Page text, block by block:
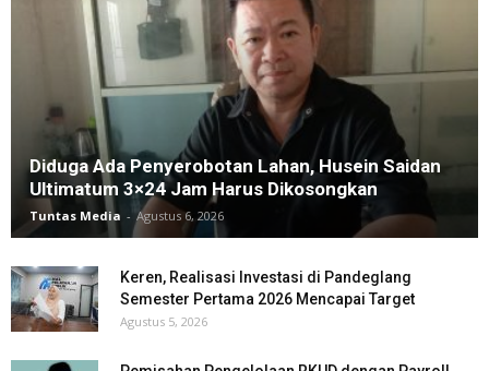
Diduga Ada Penyerobotan Lahan, Husein Saidan
Ultimatum 3×24 Jam Harus Dikosongkan
Tuntas Media - Agustus 6, 2026
Keren, Realisasi Investasi di Pandeglang
Semester Pertama 2026 Mencapai Target
Agustus 5, 2026